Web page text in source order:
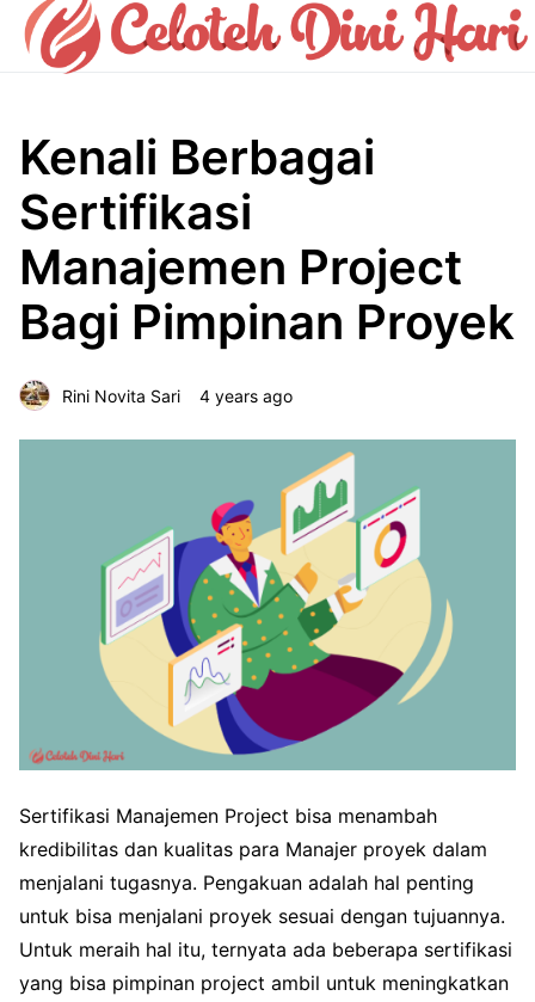
Kenali Berbagai
Sertifikasi
Manajemen Project
Bagi Pimpinan Proyek
Rini Novita Sari 4 years ago
Sertifikasi Manajemen Project bisa menambah
kredibilitas dan kualitas para Manajer proyek dalam
menjalani tugasnya. Pengakuan adalah hal penting
untuk bisa menjalani proyek sesuai dengan tujuannya.
Untuk meraih hal itu, ternyata ada beberapa sertifikasi
yang bisa pimpinan project ambil untuk meningkatkan